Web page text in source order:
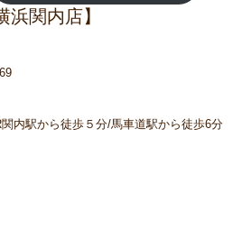
関内店】
内駅から徒歩５分/馬車道駅から徒歩6分